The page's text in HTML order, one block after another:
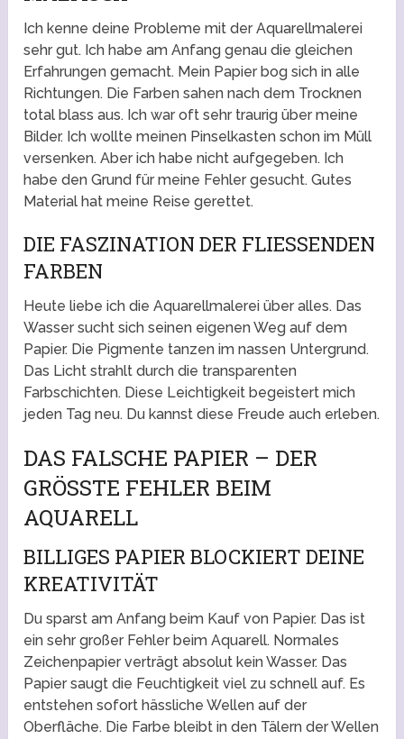
Ich kenne deine Probleme mit der Aquarellmalerei
sehr gut. Ich habe am Anfang genau die gleichen
Erfahrungen gemacht. Mein Papier bog sich in alle
Richtungen. Die Farben sahen nach dem Trocknen
total blass aus. Ich war oft sehr traurig über meine
Bilder. Ich wollte meinen Pinselkasten schon im Müll
versenken. Aber ich habe nicht aufgegeben. Ich
habe den Grund für meine Fehler gesucht. Gutes
Material hat meine Reise gerettet.
DIE FASZINATION DER FLIESSENDEN F
ARBEN
Heute liebe ich die Aquarellmalerei über alles. Das
Wasser sucht sich seinen eigenen Weg auf dem
Papier. Die Pigmente tanzen im nassen Untergrund.
Das Licht strahlt durch die transparenten
Farbschichten. Diese Leichtigkeit begeistert mich
jeden Tag neu. Du kannst diese Freude auch erleben.
DAS FALSCHE PAPIER – DER
GRÖSSTE FEHLER BEIM A
QUARELL
BILLIGES PAPIER BLOCKIERT DEINE
KREATIVITÄT
Du sparst am Anfang beim Kauf von Papier. Das ist
ein sehr großer Fehler beim Aquarell. Normales
Zeichenpapier verträgt absolut kein Wasser. Das
Papier saugt die Feuchtigkeit viel zu schnell auf. Es
entstehen sofort hässliche Wellen auf der
Oberfläche. Die Farbe bleibt in den Tälern der Wellen